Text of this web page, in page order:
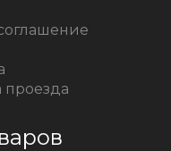
проезда